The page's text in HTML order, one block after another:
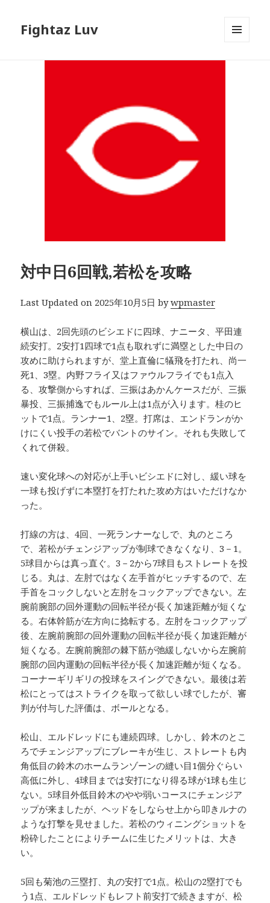
Fightaz Luv
対中日6回戦,若松を攻略
Last Updated on 2025年10月5日 bywpmaster
横山は、2回先頭のビシエドに四球、ナニータ、平田連
続安打。2安打1四球で1点も取れずに満塁とした中日の
攻めに助けられますが、堂上直倫に犠飛を打たれ、尚一
死1、3塁。内野フライ又はファウルフライでも1点入
る、攻撃側からすれば、三振はあかんケースだが、三振
暴投、三振捕逸でもルール上は1点が入ります。桂のヒ
ットで1点。ランナー1、2塁。打席は、エンドランがか
けにくい投手の若松でバントのサイン。それも失敗して
くれて併殺。
速い変化球への対応が上手いビシエドに対し、緩い球を
一球も投げずに本塁打を打たれた攻め方はいただけなか
った。
打線の方は、4回、一死ランナーなしで、丸のところ
で、若松がチェンジアップが制球できなくなり、3－1。
5球目からは真っ直ぐ。3－2から7球目もストレートを投
じる。丸は、左肘ではなく左手首がヒッチするので、左
手首をコックしないと左肘をコックアップできない。左
腕前腕部の回外運動の回転半径が長く加速距離が短くな
る。右体幹筋が左方向に捻転する。左肘をコックアップ
後、左腕前腕部の回外運動の回転半径が長く加速距離が
短くなる。左腕前腕部の棘下筋が弛緩しないから左腕前
腕部の回内運動の回転半径が長く加速距離が短くなる。
コーナーギリギリの投球をスイングできない。最後は若
松にとってはストライクを取って欲しい球でしたが、審
判が付与した評価は、ボールとなる。
松山、エルドレッドにも連続四球。しかし、鈴木のとこ
ろでチェンジアップにブレーキが生じ、ストレートも内
角低目の鈴木のホームランゾーンの縫い目1個分ぐらい
高低に外し、4球目までは安打になり得る球が1球も生じ
ない。5球目外低目鈴木のやや弱いコースにチェンジア
ップが来ましたが、ヘッドをしならせ上から叩きルナの
ような打撃を見せました。若松のウィニングショットを
粉砕したことによりチームに生じたメリットは、大き
い。
5回も菊池の三塁打、丸の安打で1点。松山の2塁打でも
う1点、エルドレッドもレフト前安打で続きますが、松